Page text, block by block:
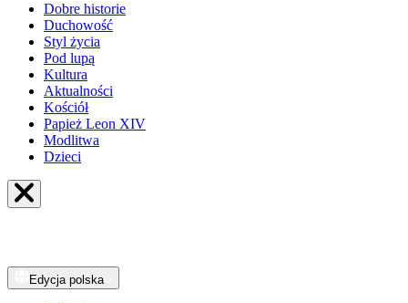
Dobre historie
Duchowość
Styl życia
Pod lupą
Kultura
Aktualności
Kościół
Papież Leon XIV
Modlitwa
Dzieci
Edycja polska